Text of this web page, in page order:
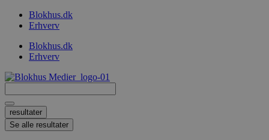
VidereBlokhus.dk
Erhverv
Blokhus.dk
Erhverv
...
resultater
Se alle resultater